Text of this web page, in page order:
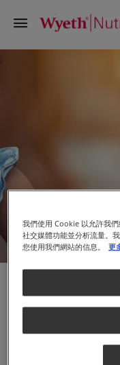
母乳是寶寶的最佳食
六個月全吃母乳，約
物，以滿足寶寶營養
我們使用 Cookie 以允許我
社交媒體功能並分析流量。
您使用我們網站的信息。
更